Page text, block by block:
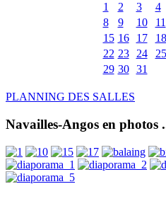
1
2 3 4
8
9 10 11
15 16 17 18
22 23 24 25
29 30 31
PLANNING DES SALLES
Navailles-Angos en photos